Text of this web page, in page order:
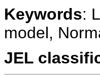
Keywords:
model,
JEL